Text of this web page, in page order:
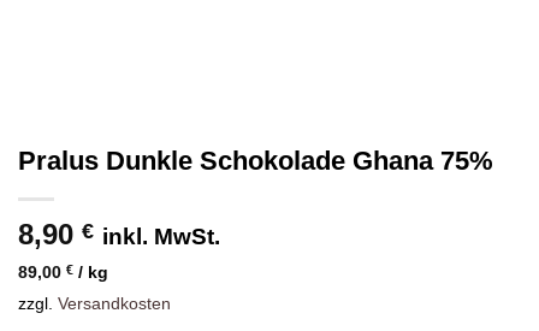
Pralus Dunkle Schokolade Ghana 75%
8,90 € inkl. MwSt.
89,00 € / kg
zzgl. Versandkosten